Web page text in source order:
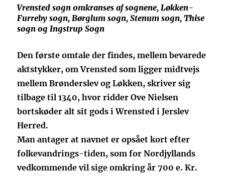
Vrensted sogn omkranses af sognene, Løkken-
Furreby sogn, Børglum sogn, Stenum sogn, Thise
sogn og Ingstrup Sogn
Den første omtale der findes, mellem bevarede
aktstykker, om Vrensted som ligger midtvejs
mellem Brønderslev og Løkken, skriver sig
tilbage til 1340, hvor ridder Ove Nielsen
bortskøder alt sit gods i Wrensted i Jerslev
Herred.
Man antager at navnet er opsået kort efter
folkevandrings-tiden, som for Nordjyllands
vedkommende vil sige omkring år 700 e. Kr.